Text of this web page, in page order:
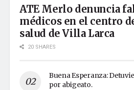
ATE Merlo denuncia
médicos en el centro
salud de Villa Larca
20 SHARES
Buena Esperanza:
por abigeato.